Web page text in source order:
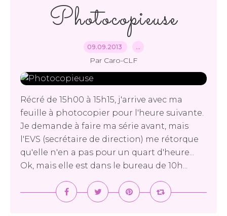
Photocopieuse
09.09.2013 …
Par Caro-CLF
Récré de 15h00 à 15h15, j'arrive avec ma
feuille à photocopier pour l'heure suivante.
Je demande à faire ma série avant, mais
l'EVS (secrétaire de direction) me rétorque
qu'elle n'en a pas pour un quart d'heure...
Ok, mais elle est dans le bureau de 10h...